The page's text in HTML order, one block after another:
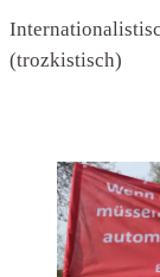
(trozkistisch)